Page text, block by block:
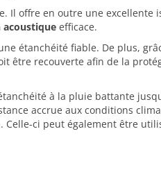
Il offre en outre une excellente
acoustique efficace.
étanchéité fiable. De plus,
être recouverte afin de la
à la pluie battante
accrue aux conditions
ci peut également être